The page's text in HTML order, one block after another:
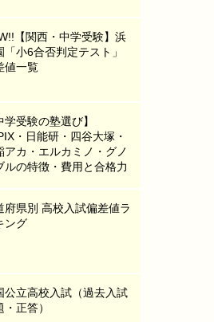
【関西・中学受験】浜
「小6合否判定テスト」
値一覧
学受験の塾選び】
・日能研・四谷大塚・
アカ・エルカミノ・グノ
ルの特徴・費用と合格力
府県別 高校入試偏差値ラ
ング
公立高校入試（過去入試
・正答）